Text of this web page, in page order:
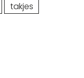
takjes